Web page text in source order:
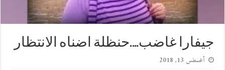
جيفارا غاضب….حنظلة اضناه الانتظار
أغسطس 13, 2018